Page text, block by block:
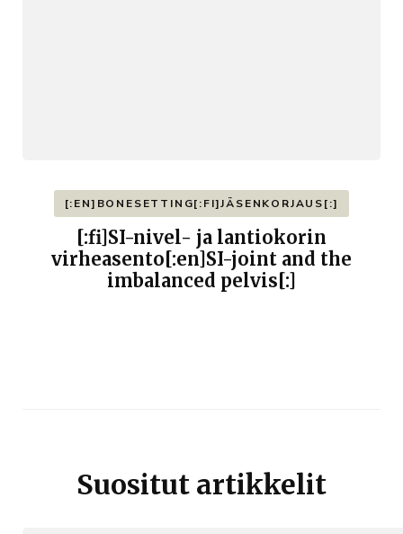
[:EN]BONESETTING[:FI]JÄSENKORJAUS[:]
[:fi]SI-nivel- ja lantiokorin
virheasento[:en]SI-joint and the
imbalanced pelvis[:]
Suositut artikkelit